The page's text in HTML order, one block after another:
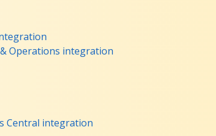
Operations integration
Central integration